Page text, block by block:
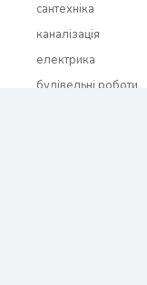
сантехніка
каналізація
електрика
будівельні роботи